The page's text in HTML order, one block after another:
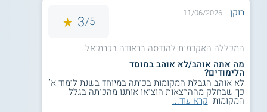
המכללה האקדמית להנדסה בראודה הוקמה בכרמיאל והיא
מציעה תכניות לימודים בתחומי
האקדמית להנדסה בראודה מקפידה להעניק לסטודנטים הבאים
בשעריה לימודים אקדמאים ברמה הגבוהה ביותר, תוך שימת דגש
גם על היסודות המעשיים והפרקטיים של המקצוע. המסלולים
שנלמדים במכללה כוללים בין היתר לימודי הנדסת תעשייה וניהול,
רוקן 11/06/2026
5/
3
המכללה האקדמית להנדסה בראודה בכרמיאל
מה אתה אוהב/לא אוהב במוסד
הלימודים?
לא אוהב הגבלת המקומות בכיתה במיוחד בשנת לימוד א’
כך שבחלק מההרצאות הוציאו אותנו מהכיתה בגלל
המקומות קרא עוד...